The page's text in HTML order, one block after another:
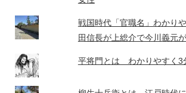
戦国時代「官職名」わかり
田信長が上総介で今川義元
平将門とは わかりやすく